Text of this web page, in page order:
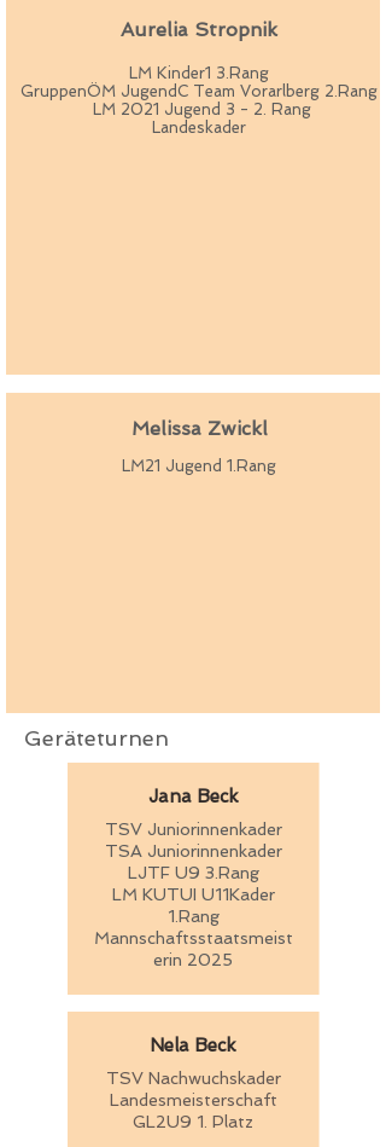
Aurelia Stropnik
LM Kinder1 3.Rang
GruppenÖM JugendC Team Vorarlberg 2.Rang
LM 2021 Jugend 3 - 2. Rang
Landeskader
Melissa Zwickl
LM21 Jugend 1.Rang
Geräteturnen
Jana Beck
TSV Juniorinnenkader
TSA Juniorinnenkader
LJTF U9 3.Rang
LM KUTUI U11Kader
1.Rang
Mannschaftsstaatsmeist
erin 2025
Nela Beck
TSV Nachwuchskader
Landesmeisterschaft
GL2U9 1. Platz